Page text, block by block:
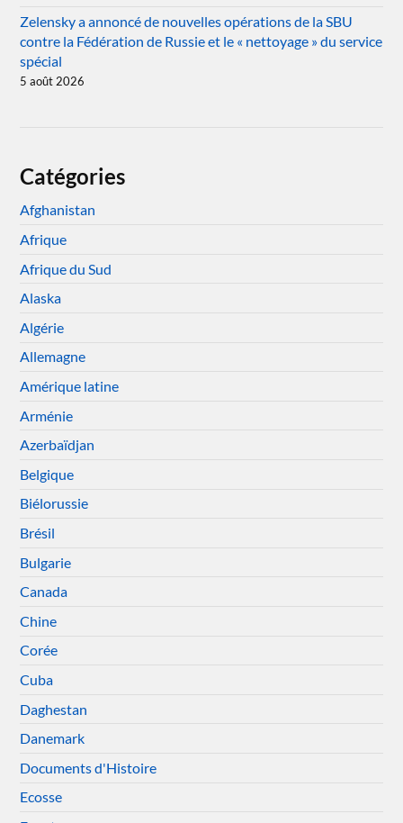
Zelensky a annoncé de nouvelles opérations de la SBU
contre la Fédération de Russie et le « nettoyage » du service
spécial
5 août 2026
Catégories
Afghanistan
Afrique
Afrique du Sud
Alaska
Algérie
Allemagne
Amérique latine
Arménie
Azerbaïdjan
Belgique
Biélorussie
Brésil
Bulgarie
Canada
Chine
Corée
Cuba
Daghestan
Danemark
Documents d'Histoire
Ecosse